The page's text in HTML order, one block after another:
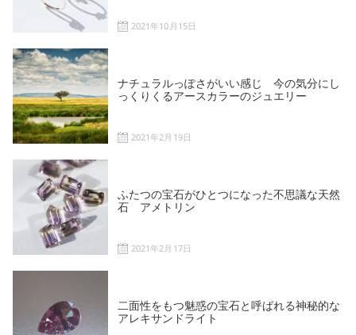
2021年10月15日
ナチュラルっぽさがいい感じ 今の気分にし
っくりくるアースカラーのジュエリー
2021年2月19日
ふたつの宝石がひとつになった不思議な天然
石 アメトリン
2021年2月17日
二面性をもつ魅惑の宝石と呼ばれる神秘的な
アレキサンドライト